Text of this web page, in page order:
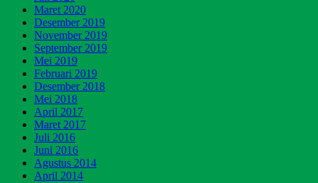
Maret 2020
Desember 2019
November 2019
September 2019
Mei 2019
Februari 2019
Desember 2018
Mei 2018
April 2017
Maret 2017
Juli 2016
Juni 2016
Agustus 2014
April 2014